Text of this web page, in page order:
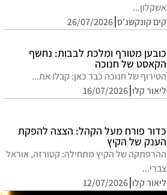
אשקלון...
קים קונקשנ'ס 26/07/2026
כובען מטורף ומלכת לבבות: נחשף
הקאסט של חנוכה
הטירוף של חנוכה כבר כאן: קבלו את...
ליאור קלו 16/07/2026
כדור פורח מעל הקהל: הצצה להפקת
הענק של הקיץ
ההרפתקה של הקיץ מתחילה: קטורזה, אוראל
צברי...
ליאור קלו 12/07/2026